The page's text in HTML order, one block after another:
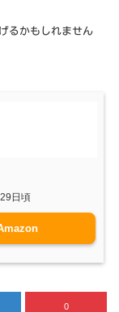
るかもしれません
日頃
0